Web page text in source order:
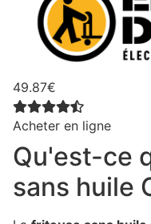
49.87€
Acheter en ligne
Qu'est-ce
sans huile